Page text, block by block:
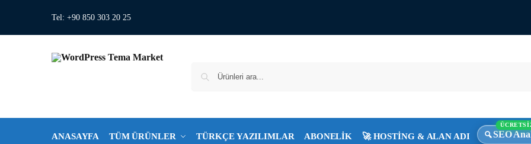
Tel: +90 850 303 20 25
ANASAYFA TÜM ÜRÜNLER TÜRKÇE YAZILIMLAR ABONELİK 🚀 HOSTİNG & ALAN ADI SEO